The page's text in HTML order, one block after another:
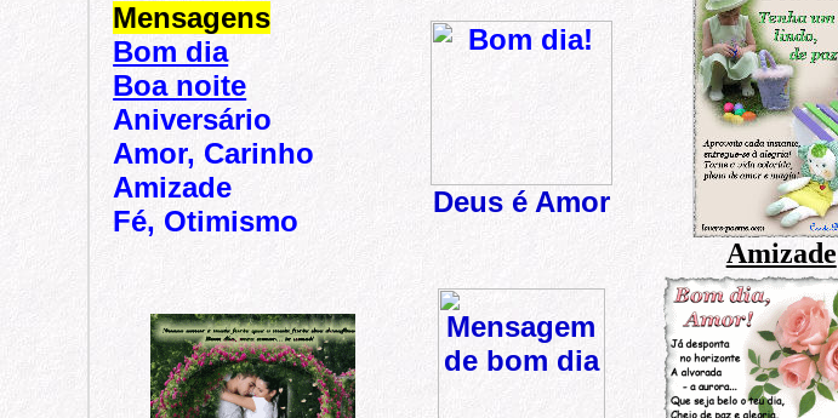
Mensagens
Bom dia
Boa noite
Aniversário
Amor, Carinho
Amizade
Fé, Otimismo
Deus é Amor
Amizade